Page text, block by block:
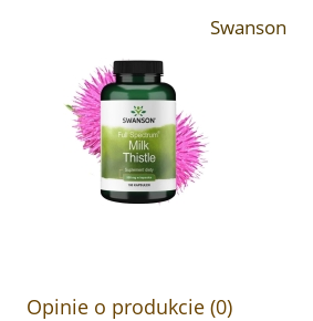
Swanson
Opinie o produkcie (0)